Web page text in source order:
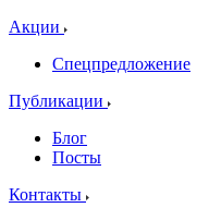
Акции
Спецпредложение
Публикации
Блог
Посты
Контакты